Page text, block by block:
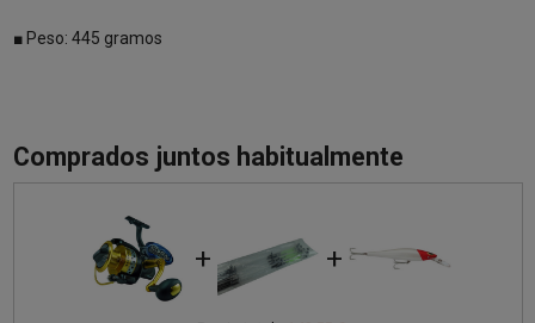
■ Peso: 445 gramos
Comprados juntos habitualmente
+ +